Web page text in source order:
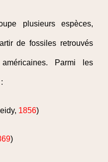
plusieurs espèces,
de fossiles retrouvés
Parmi les
1856)
)